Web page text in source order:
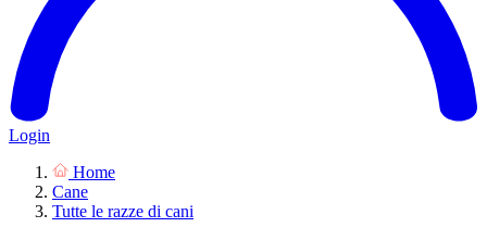
Login
Home
Cane
Tutte le razze di cani